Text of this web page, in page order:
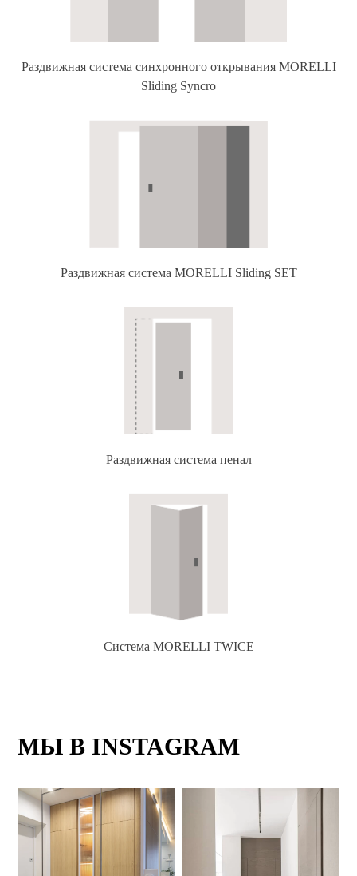
Раздвижная система синхронного открывания MORELLI
Sliding Syncro
Раздвижная система MORELLI Sliding SET
Раздвижная система пенал
Система MORELLI TWICE
МЫ В INSTAGRAM